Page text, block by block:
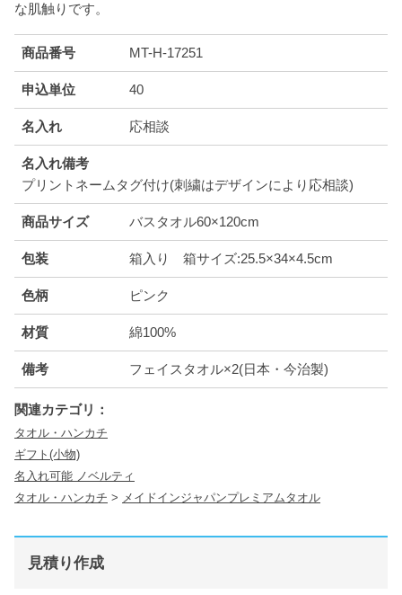
な肌触りです。
商品番号 MT-H-17251
申込単位 40
名入れ 応相談
名入れ備考
プリントネームタグ付け(刺繍はデザインにより応相談)
商品サイズ バスタオル60×120cm
包装 箱入り 箱サイズ:25.5×34×4.5cm
色柄 ピンク
材質 綿100%
備考 フェイスタオル×2(日本・今治製)
関連カテゴリ：
タオル・ハンカチ
ギフト(小物)
名入れ可能 ノベルティ
タオル・ハンカチ > メイドインジャパンプレミアムタオル
見積り作成